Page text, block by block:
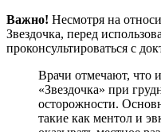
Важно! Несмотря на
Звездочка, перед
проконсультироваться с
Врачи отмечают, что
«Звездочка» при
осторожности.
такие как ментол и